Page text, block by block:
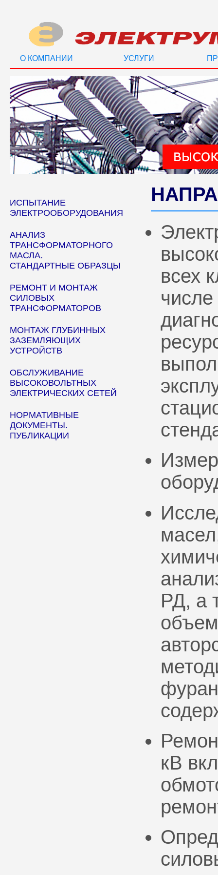
О КОМПАНИИ УСЛУГИ
ИСПЫТАНИЕ
ЭЛЕКТРООБОРУДОВАНИЯ
АНАЛИЗ
ТРАНСФОРМАТОРНОГО
МАСЛА.
СТАНДАРТНЫЕ ОБРАЗЦЫ
РЕМОНТ И МОНТАЖ
СИЛОВЫХ
ТРАНСФОРМАТОРОВ
МОНТАЖ ГЛУБИННЫХ
ЗАЗЕМЛЯЮЩИХ
УСТРОЙСТВ
ОБСЛУЖИВАНИЕ
ВЫСОКОВОЛЬТНЫХ
ЭЛЕКТРИЧЕСКИХ СЕТЕЙ
НОРМАТИВНЫЕ
ДОКУМЕНТЫ.
ПУБЛИКАЦИИ
всех
РД, а
кВ